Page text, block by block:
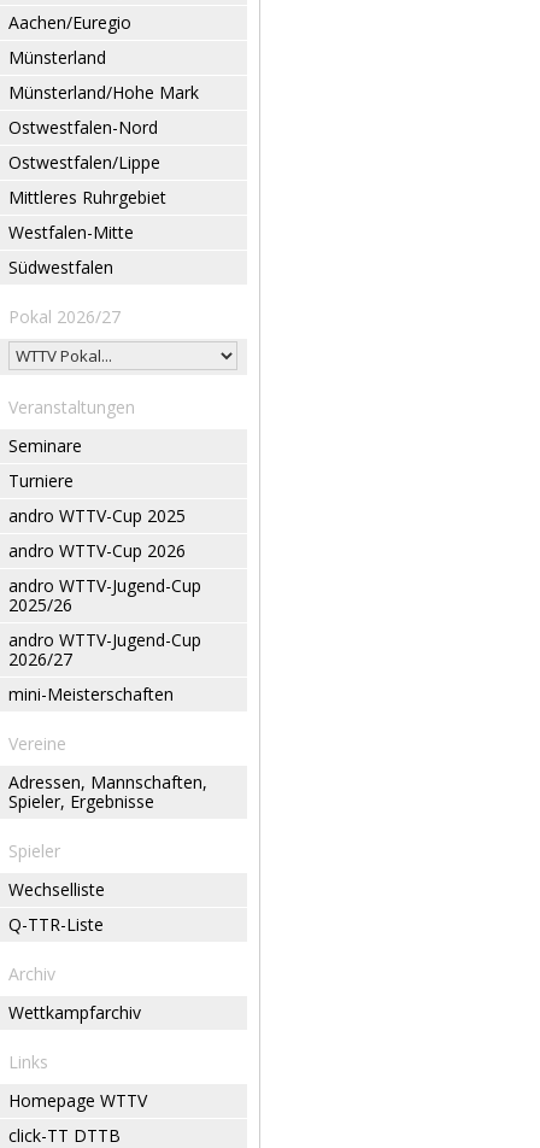
Aachen/Euregio
Münsterland
Münsterland/Hohe Mark
Ostwestfalen-Nord
Ostwestfalen/Lippe
Mittleres Ruhrgebiet
Westfalen-Mitte
Südwestfalen
Pokal 2026/27
Veranstaltungen
Seminare
Turniere
andro WTTV-Cup 2025
andro WTTV-Cup 2026
andro WTTV-Jugend-Cup
2025/26
andro WTTV-Jugend-Cup
2026/27
mini-Meisterschaften
Vereine
Adressen, Mannschaften,
Spieler, Ergebnisse
Spieler
Wechselliste
Q-TTR-Liste
Archiv
Wettkampfarchiv
Links
Homepage WTTV
click-TT DTTB